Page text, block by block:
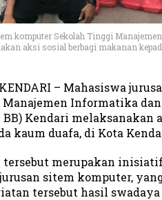
komputer Sekolah Tinggi
aksi sosial berbagi makanan
– Mahasiswa
Informatika
BB) Kendari melaksanakan
kaum duafa, di Kota
tersebut merupakan
sitem komputer,
tersebut hasil